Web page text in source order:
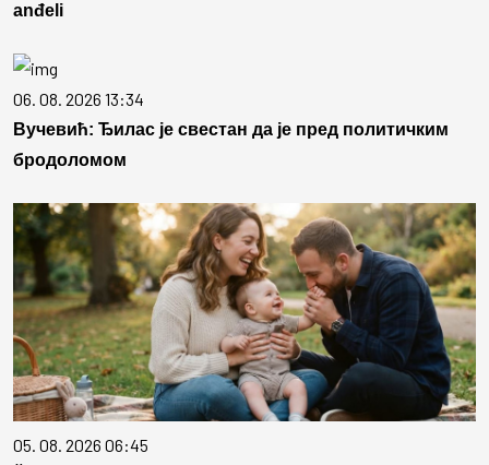
anđeli
06. 08. 2026 13:34
Вучевић: Ђилас је свестан да је пред политичким
бродоломом
05. 08. 2026 06:45